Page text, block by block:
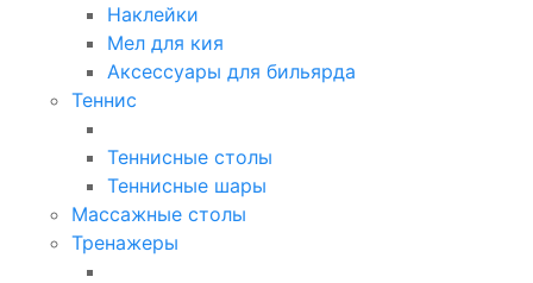
Наклейки
Мел для кия
Аксессуары для бильярда
Теннис
Теннисные столы
Теннисные шары
Массажные столы
Тренажеры